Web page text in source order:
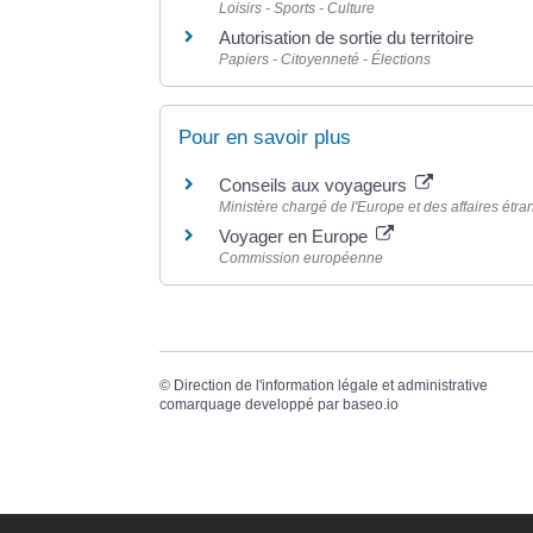
Loisirs - Sports - Culture
Autorisation de sortie du territoire
Papiers - Citoyenneté - Élections
Pour en savoir plus
Conseils aux voyageurs
Ministère chargé de l'Europe et des affaires
Voyager en Europe
Commission européenne
© Direction de l'information légale et administrative
comarquage developpé par baseo.io